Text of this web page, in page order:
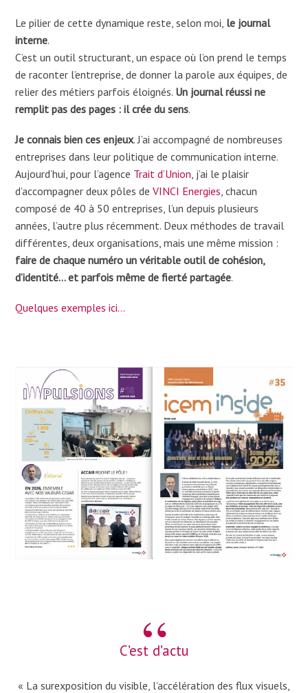
Le pilier de cette dynamique reste, selon moi, le journal
interne.
C’est un outil structurant, un espace où l’on prend le temps
de raconter l’entreprise, de donner la parole aux équipes, de
relier des métiers parfois éloignés. Un journal réussi ne
remplit pas des pages : il crée du sens.
Je connais bien ces enjeux. J’ai accompagné de nombreuses
entreprises dans leur politique de communication interne.
Aujourd’hui, pour l’agence Trait d’Union , j’ai le plaisir
d’accompagner deux pôles deVINCI Energies , chacun
composé de 40 à 50 entreprises, l’un depuis plusieurs
années, l’autre plus récemment. Deux méthodes de travail
différentes, deux organisations, mais une même mission :
faire de chaque numéro un véritable outil de cohésion,
d’identité… et parfois même de fierté partagée.
Quelques exemples ici…
C’est d’actu
« La surexposition du visible, l’accélération des flux visuels,